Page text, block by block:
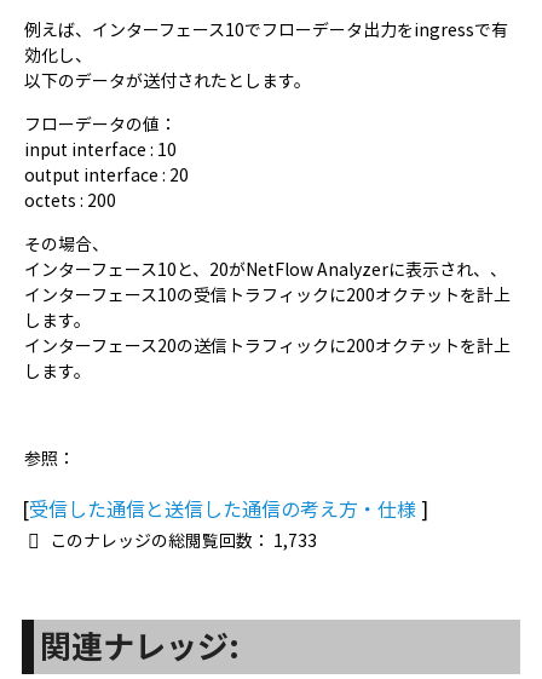
例えば、インターフェース10でフローデータ出力をingressで有
効化し、
以下のデータが送付されたとします。
フローデータの値：
input interface : 10
output interface : 20
octets : 200
その場合、
インターフェース10と、20がNetFlow Analyzerに表示され、、
インターフェース10の受信トラフィックに200オクテットを計上
します。
インターフェース20の送信トラフィックに200オクテットを計上
します。
参照：
[受信した通信と送信した通信の考え方・仕様]
このナレッジの総閲覧回数： 1,733
関連ナレッジ: